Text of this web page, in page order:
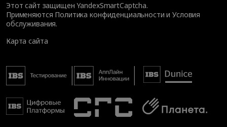
Этот сайт защищен YandexSmartCaptcha.
Применяются Политика конфиденциальности иУсловия
обслуживания.
Карта сайта